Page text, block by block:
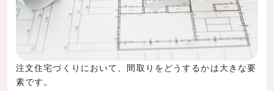
注文住宅づくりにおいて、間取りをどうするかは大きな要
素です。